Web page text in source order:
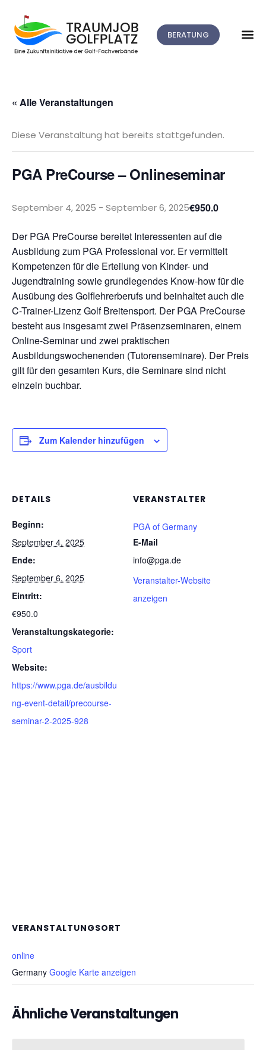
BERATUNG
« Alle Veranstaltungen
Diese Veranstaltung hat bereits stattgefunden.
PGA PreCourse – Onlineseminar
September 4, 2025 - September 6, 2025€950.0
Der PGA PreCourse bereitet Interessenten auf die
Ausbildung zum PGA Professional vor. Er vermittelt
Kompetenzen für die Erteilung von Kinder- und
Jugendtraining sowie grundlegendes Know-how für die
Ausübung des Golflehrerberufs und beinhaltet auch die
C-Trainer-Lizenz Golf Breitensport. Der PGA PreCourse
besteht aus insgesamt zwei Präsenzseminaren, einem
Online-Seminar und zwei praktischen
Ausbildungswochenenden (Tutorenseminare). Der Preis
gilt für den gesamten Kurs, die Seminare sind nicht
einzeln buchbar.
Zum Kalender hinzufügen
DETAILS
Beginn:
September 4, 2025
Ende:
September 6, 2025
Eintritt:
€950.0
Veranstaltungskategorie:
Sport
Website:
https://www.pga.de/ausbildu
ng-event-detail/precourse-
seminar-2-2025-928
VERANSTALTER
PGA of Germany
E-Mail
info@pga.de
Veranstalter-Website
anzeigen
VERANSTALTUNGSORT
online
Germany Google Karte anzeigen
Ähnliche Veranstaltungen